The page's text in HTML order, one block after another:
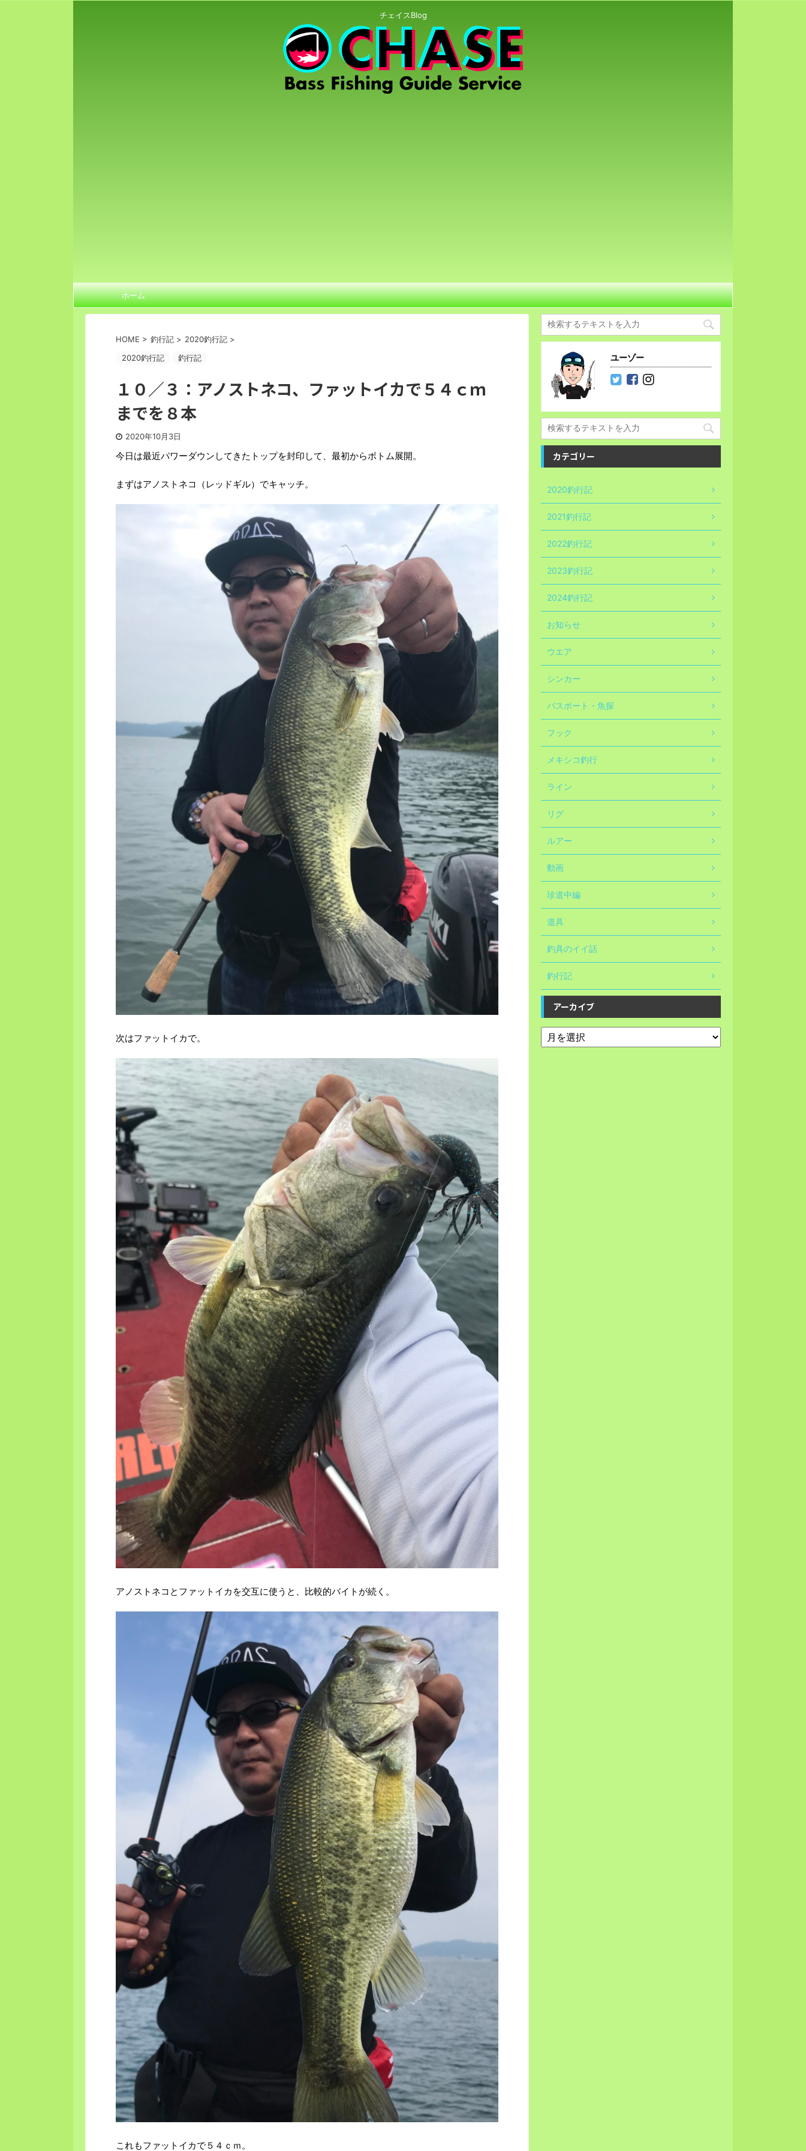
チェイスBlog
ホーム
HOME > 釣行記 > 2020釣行記 >
2020釣行記
釣行記
１０／３：アノストネコ、ファットイカで５４ｃｍ
までを８本
2020年10月3日
今日は最近パワーダウンしてきたトップを封印して、最初からボトム展開。
まずはアノストネコ（レッドギル）でキャッチ。
次はファットイカで。
アノストネコとファットイカを交互に使うと、比較的バイトが続く。
これもファットイカで５４ｃｍ。
ユーゾー
カテゴリー
2020釣行記
2021釣行記
2022釣行記
2023釣行記
2024釣行記
お知らせ
ウエア
シンカー
バスボート・魚探
フック
メキシコ釣行
ライン
リグ
ルアー
動画
珍道中編
道具
釣具のイイ話
釣行記
アーカイブ